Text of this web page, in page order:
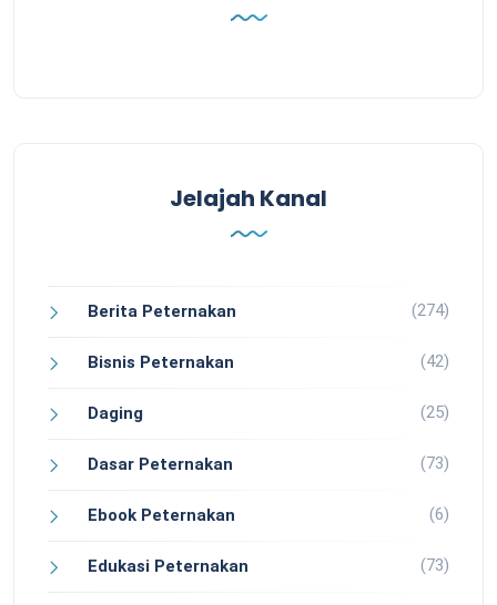
Jelajah Kanal
Berita Peternakan (274)
Bisnis Peternakan (42)
Daging (25)
Dasar Peternakan (73)
Ebook Peternakan (6)
Edukasi Peternakan (73)